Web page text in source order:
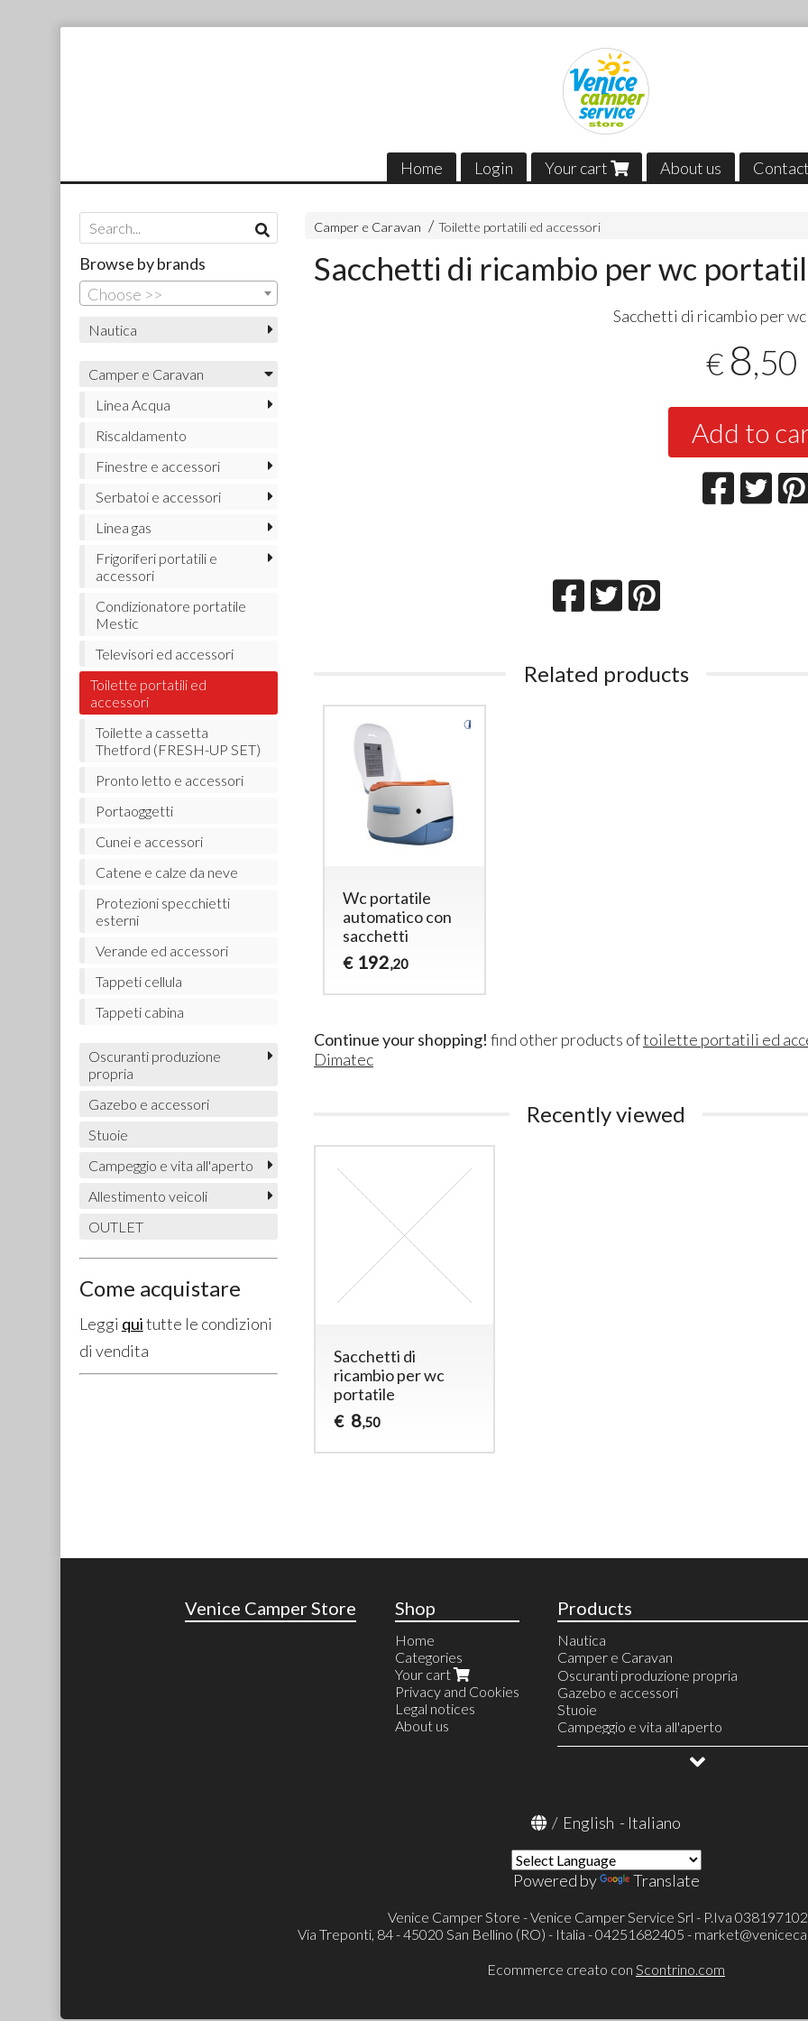
Home Login Your cart About us
Camper e Caravan Toilette portatili ed accessori
Sacchetti di ricambio per wc
Sacchetti di ricambio per
€ 8,50
Add to
Related products
Wc portatile
automatico con
sacchetti
€ 192,20
Continue your shopping! find other products oftoilette portatili ed
Dimatec
Recently viewed
Sacchetti di
ricambio per wc
portatile
€ 8,50
Browse by brands
Choose >>
Nautica
Camper e Caravan
Linea Acqua
Riscaldamento
Finestre e accessori
Serbatoi e accessori
Linea gas
Frigoriferi portatili e
accessori
Condizionatore portatile
Mestic
Televisori ed accessori
Toilette portatili ed
accessori
Toilette a cassetta
Thetford (FRESH-UP SET)
Pronto letto e accessori
Portaoggetti
Cunei e accessori
Catene e calze da neve
Protezioni specchietti
esterni
Verande ed accessori
Tappeti cellula
Tappeti cabina
Oscuranti produzione
propria
Gazebo e accessori
Stuoie
Campeggio e vita all'aperto
Allestimento veicoli
OUTLET
Come acquistare
Leggi quitutte le condizioni
di vendita
Venice Camper Store Shop
Home
Categories
Your cart
Privacy and Cookies
Legal notices
About us
Products
Nautica
Camper e Caravan
Linea Acqua
Riscaldamento
Finestre e accessori
Serbatoi e accessori
Linea gas
Frigoriferi portatili e accessori
Toilette a cassetta Thetford (FRESH-UP
Portaoggetti
Cunei e accessori
Protezioni specchietti esterni
Verande ed accessori
Tappeti cabina
Oscuranti produzione propria
Gazebo e accessori
Stuoie
Campeggio e vita all'aperto
Allestimento veicoli
/ English - Italiano
Powered by Translate
Venice Camper Store - Venice Camper Service Srl - P.Iva
Via Treponti, 84 - 45020 San Bellino (RO) - Italia - 04251682405 -
Ecommerce creato con Scontrino.com